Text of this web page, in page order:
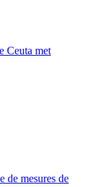
Ceuta met
de mesures de